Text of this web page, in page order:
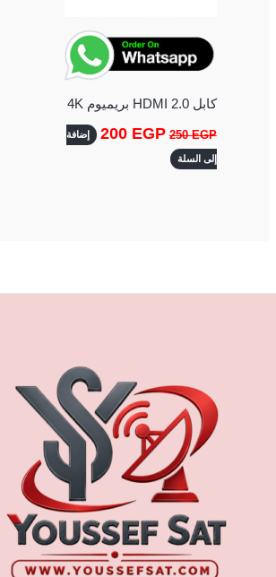
كابل HDMI 2.0 بريميوم 4K
250EGP
200 EGP إضافة
إلى السلة